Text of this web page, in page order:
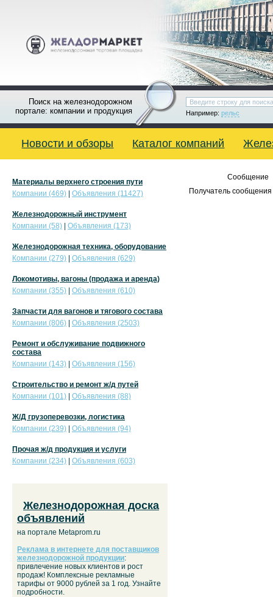
Поиск на железнодорожном
портале: компании и продукция
Например: рельс
Новости и обзоры Каталог компаний
Сообщение
Получатель сообщения
Материалы верхнего строения пути
Компании (469)
Объявления (11427)
Железнодорожный инструмент
Компании (58)
Объявления (173)
Железнодорожная техника, оборудование
Компании (279)
Объявления (629)
Локомотивы, вагоны (продажа и аренда)
Компании (355)
Объявления (610)
Запчасти для вагонов и тягового состава
Компании (806)
Объявления (2503)
Ремонт и обслуживание подвижного
состава
Компании (143)
Объявления (156)
Строительство и ремонт ж/д путей
Компании (101)
Объявления (88)
Ж/Д грузоперевозки, логистика
Компании (239)
Объявления (94)
Прочая ж/д продукция и услуги
Компании (234)
Объявления (603)
Железнодорожная доска
объявлений
на портале Metaprom.ru
Реклама в интернете для поставщиков
железнодорожной продукции:
привлечение новых клиентов и рост
продаж! Комплексные рекламные
тарифы от 9000 рублей за 1 год. Узнайте
подробности.